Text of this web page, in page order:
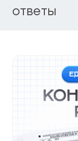
ответы